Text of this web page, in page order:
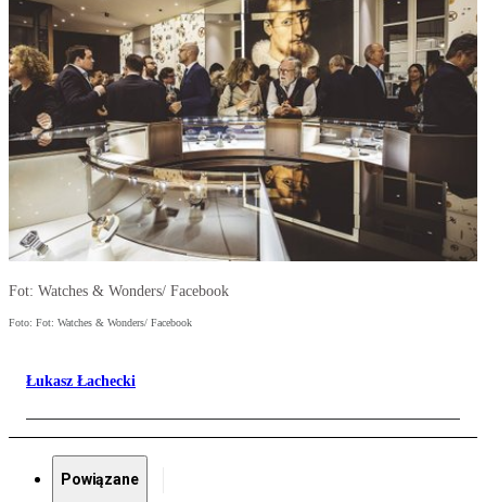
Fot: Watches & Wonders/ Facebook
Foto: Fot: Watches & Wonders/ Facebook
Łukasz Łachecki
Powiązane